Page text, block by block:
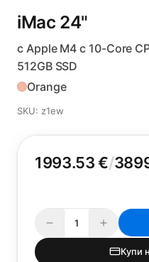
iMac 24"
с Apple M4 с 10-Core
512GB SSD
Orange
SKU: z1ew
1993.53 €/
Купи